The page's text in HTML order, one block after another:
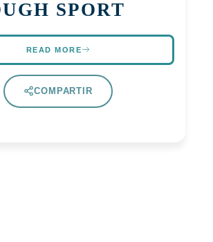
SPORT
READ MORE
COMPARTIR